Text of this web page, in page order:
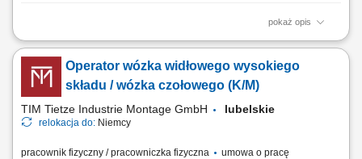
pokaż opis
Realizacja pomiarów detali i narzędzi przy wykorzystaniu
nowoczesnych systemów metrologicznych. Programowanie i obsługa
maszyn współrzędnościowych oraz analiza uzyskanych wyników.
Przygotowywanie raportów jakościowych i dokumentacji kontrolnej.
Współpraca z działami produkcyjnymi w...
Operator wózka widłowego wysokiego
składu / wózka czołowego (K/M)
TIM Tietze Industrie Montage GmbH lubelskie
relokacja do: Niemcy
pracownik fizyczny / pracowniczka fizyczna
umowa o pracę